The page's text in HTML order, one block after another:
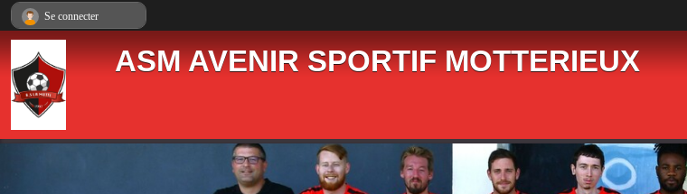
ASM AVENIR SPORTIF MOTTERIEUX
Se connecter
Panneau de gestion des cookies